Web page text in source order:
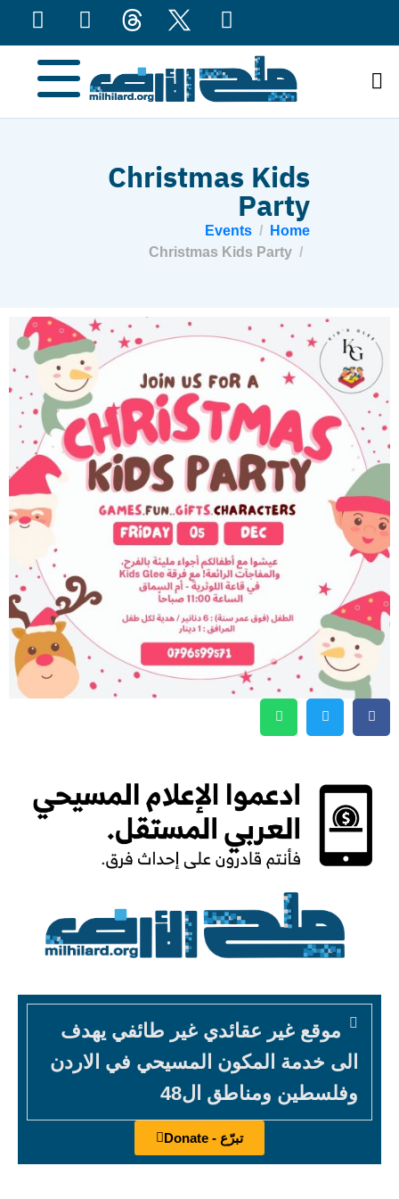
Christmas Kids
Party
Home
Events
Christmas Kids Party
موقع غير عقائدي غير طائفي يهدف
الى خدمة المكون المسيحي في الاردن
وفلسطين ومناطق ال48
تبرّع - Donate